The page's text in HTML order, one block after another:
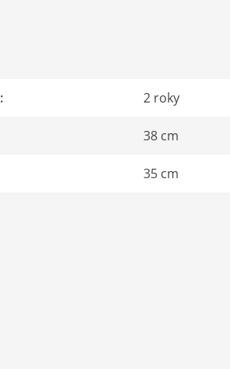
: 2 roky
38 cm
35 cm